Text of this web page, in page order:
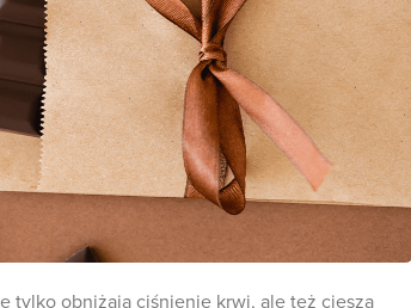
tylko obniżają ciśnienie krwi, ale też cieszą